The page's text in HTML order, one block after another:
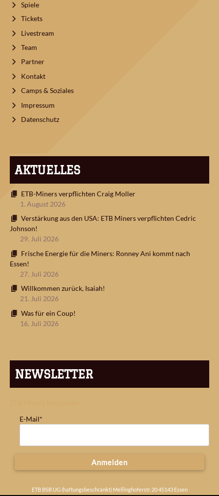
Spiele
Tickets
Livestream
Team
Partner
Kontakt
Camps & Soziales
Impressum
Datenschutz
AKTUELLES
ETB-Miners verpflichten Craig Moller
1. August 2026
Verstärkung aus den USA: ETB Miners verpflichten Cedric
Johnson!
29. Juli 2026
Frische Energie für die Miners: Ronney Ani kommt nach
Essen!
27. Juli 2026
Willkommen zurück, Isaiah!
21. Juli 2026
Was für ein Coup!
16. Juli 2026
NEWSLETTER
E-Mail*
Anmelden
ETB BSB UG (haftungsbeschränkt) Mellinghoferstr. 20 45143 Essen